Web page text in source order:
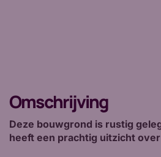
Omschrijving
Deze bouwgrond is rustig
heeft een prachtig uitzicht